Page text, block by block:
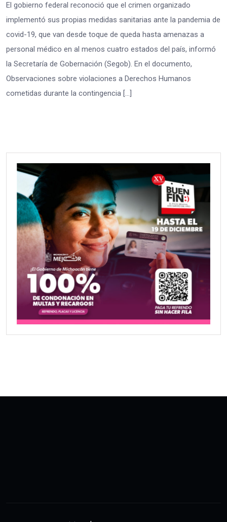
El gobierno federal reconoció que el crimen organizado
implementó sus propias medidas sanitarias ante la pandemia de
covid-19, que van desde toque de queda hasta amenazas a
personal médico en al menos cuatro estados del país, informó
la Secretaría de Gobernación (Segob). En el documento,
Observaciones sobre violaciones a Derechos Humanos
cometidas durante la contingencia […]